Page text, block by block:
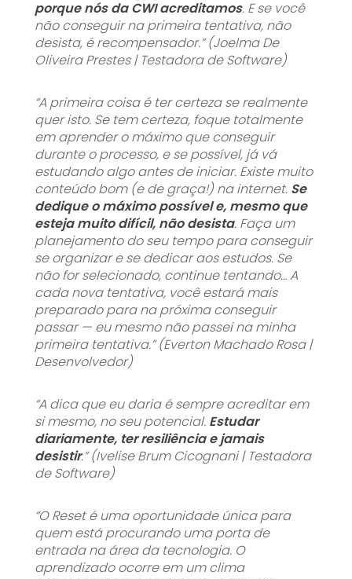
porque nós da CWI acreditamos. E se você
não conseguir na primeira tentativa, não
desista, é recompensador.” (Joelma De
Oliveira Prestes | Testadora de Software)
“A primeira coisa é ter certeza se realmente
quer isto. Se tem certeza, foque totalmente
em aprender o máximo que conseguir
durante o processo, e se possível, já vá
estudando algo antes de iniciar. Existe muito
conteúdo bom (e de graça!) na internet. Se
dedique o máximo possível e, mesmo que
esteja muito difícil, não desista. Faça um
planejamento do seu tempo para conseguir
se organizar e se dedicar aos estudos. Se
não for selecionado, continue tentando… A
cada nova tentativa, você estará mais
preparado para na próxima conseguir
passar — eu mesmo não passei na minha
primeira tentativa.” (Everton Machado Rosa |
Desenvolvedor)
“A dica que eu daria é sempre acreditar em
si mesmo, no seu potencial. Estudar
diariamente, ter resiliência e jamais
desistir.” (Ivelise Brum Cicognani | Testadora
de Software)
“O Reset é uma oportunidade única para
quem está procurando uma porta de
entrada na área da tecnologia. O
aprendizado ocorre em um clima